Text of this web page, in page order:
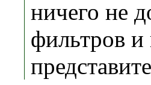
ничего не
фильтров